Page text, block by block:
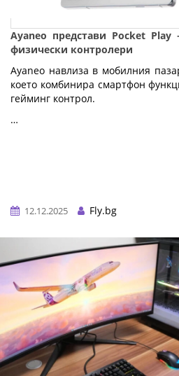
Ayaneo представи Pocket
физически контролери
Ayaneo навлиза в мобилния
което комбинира смартфон
гейминг контрол.
…
12.12.2025
Fly.bg